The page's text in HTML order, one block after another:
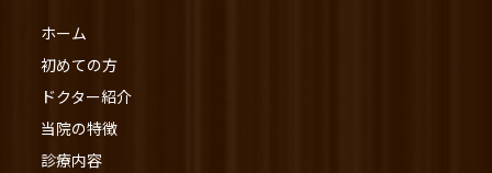
ホーム
初めての方
ドクター紹介
当院の特徴
診療内容